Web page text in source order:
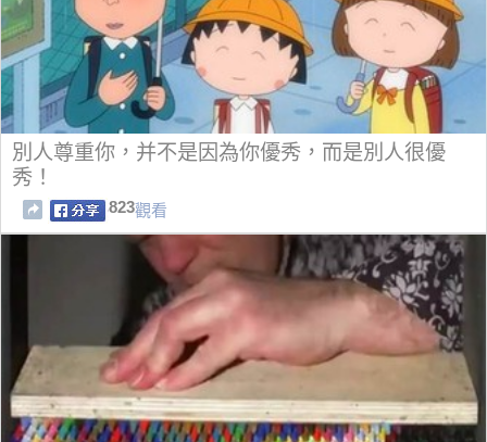
別人尊重你，并不是因為你優秀，而是別人很優
秀！
823觀看